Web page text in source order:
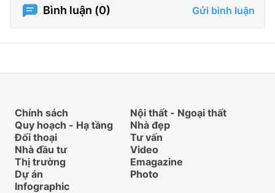
Bình luận (0) Gửi bình luận
Chính sách
Nội thất - Ngoại thất
Quy hoạch - Hạ tầng
Nhà đẹp
Đối thoại
Tư vấn
Nhà đầu tư
Video
Thị trường
Emagazine
Dự án
Photo
Infographic